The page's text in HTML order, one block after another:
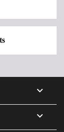

